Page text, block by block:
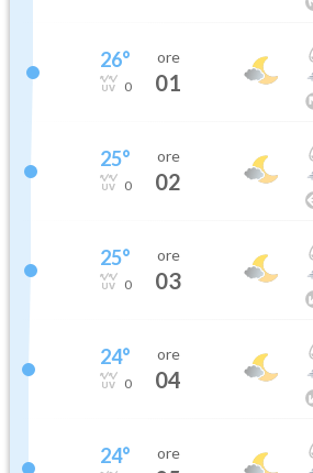
26°
0
ore
01
25°
0
ore
02
25°
0
ore
03
24°
0
ore
04
24° ore